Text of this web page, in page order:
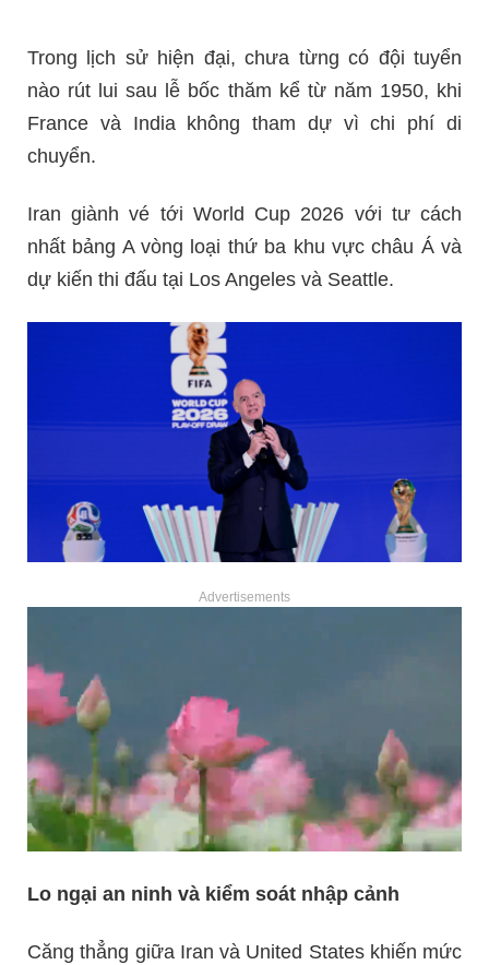
Trong lịch sử hiện đại, chưa từng có đội tuyển
nào rút lui sau lễ bốc thăm kể từ năm 1950, khi
France và India không tham dự vì chi phí di
chuyển.
Iran giành vé tới World Cup 2026 với tư cách
nhất bảng A vòng loại thứ ba khu vực châu Á và
dự kiến thi đấu tại Los Angeles và Seattle.
Advertisements
Lo ngại an ninh và kiểm soát nhập cảnh
Căng thẳng giữa Iran và United States khiến mức